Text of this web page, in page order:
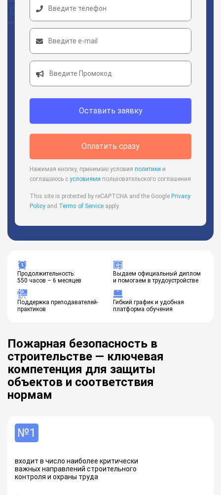
Оставить заявку
Оплатить сразу
Нажимая кнопку, принимаю условия политики и
соглашаюсь с условиями пользовательского соглашения
This site is protected by reCAPTCHA and the Google Privacy
Policy and Terms of Service apply.
Продолжительность:
550 часов – 6 месяцев
Выдаем официальный диплом
и помогаем в трудоустройстве
Поддержка преподавателей-
практиков
Гибкий график и удобная
платформа обучения
Пожарная безопасность в
строительстве — ключевая
компетенция для защиты
объектов и соответствия
нормам
№1
входит в число наиболее критически
важных направлений строительного
контроля и охраны труда